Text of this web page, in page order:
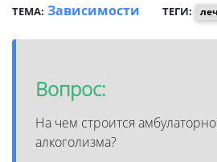
ТЕМА: Зависимости ТЕГИ:
Вопрос:
На чем строится
алкоголизма?